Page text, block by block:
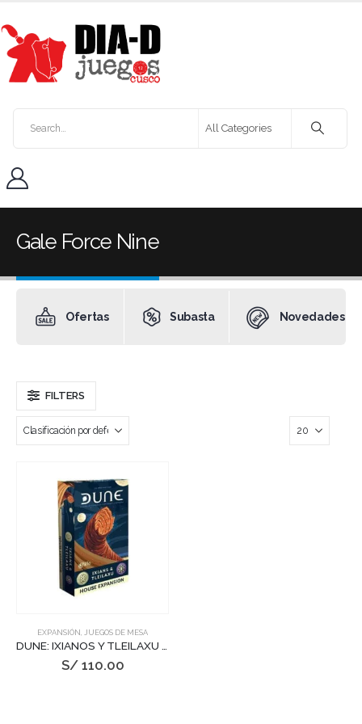
Gale Force Nine
Ofertas Subasta Novedades
FILTERS
EXPANSIÓN JUEGOS DE MESA
S/110.00